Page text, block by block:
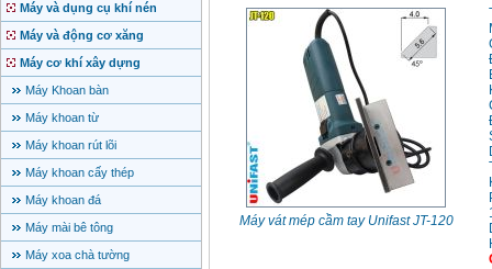
Máy và dụng cụ khí nén
Máy và động cơ xăng
Máy cơ khí xây dựng
Máy Khoan bàn
Máy khoan từ
Máy khoan rút lõi
Máy khoan cấy thép
Máy khoan đá
Máy mài bê tông
Máy xoa chà tường
Máy vát mép cầm tay Unifast JT-120